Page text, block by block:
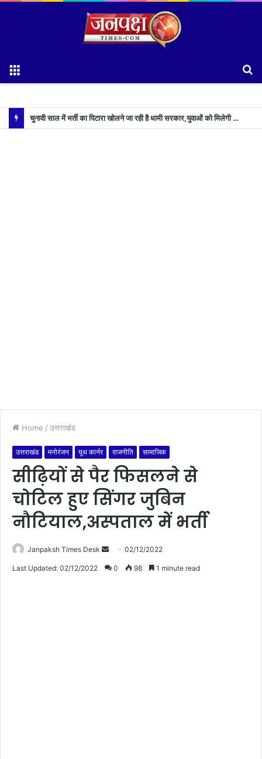
चुनावी साल में भर्ती का पिटारा खोलने जा रही है धामी सरकार,युवाओं को मिलेगी 34 हजार रिकॉर्ड भर्तियों की सौगात
Home / उत्तराखंड
उत्तराखंड मनोरंजन यूथ कार्नर राजनीति सामाजिक
सीढ़ियों से पैर फिसलने से
चोटिल हुए सिंगर जुबिन
नौटियाल,अस्पताल में भर्ती
Janpaksh Times Desk
e
02/12/2022
Last Updated: 02/12/2022 0 98 1 minute read